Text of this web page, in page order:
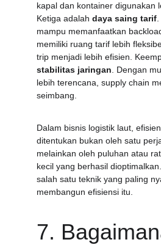
kapal dan kontainer digunakan
Ketiga adalah daya saing tarif
mampu memanfaatkan
memiliki ruang tarif lebih
trip menjadi lebih efisien.
stabilitas jaringan . Dengan
lebih terencana, supply chain
seimbang.
Dalam bisnis logistik laut,
ditentukan bukan oleh satu
melainkan oleh puluhan atau
kecil yang berhasil
salah satu teknik yang paling
membangun efisiensi itu.
7.